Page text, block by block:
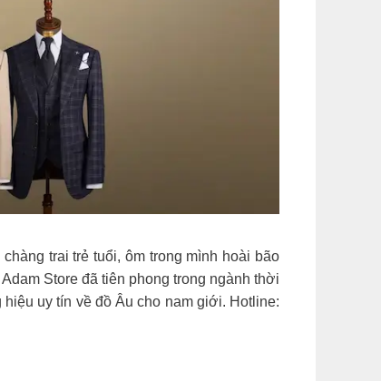
trai trẻ tuổi, ôm trong mình hoài bão
Store đã tiên phong trong ngành thời
uy tín về đồ Âu cho nam giới. Hotline: